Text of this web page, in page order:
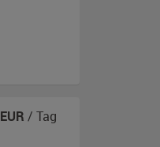
EUR / Tag